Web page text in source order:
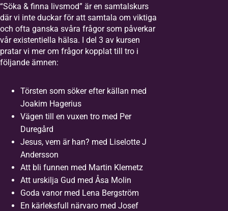
“Söka & finna livsmod” är en samtalskurs
där vi inte duckar för att samtala om viktiga
och ofta ganska svåra frågor som påverkar
vår existentiella hälsa. I del 3 av kursen
pratar vi mer om frågor kopplat till tro i
följande ämnen:
Törsten som söker efter källan med
Joakim Hagerius
Vägen till en vuxen tro med Per
Duregård
Jesus, vem är han? med Liselotte J
Andersson
Att bli funnen med Martin Klemetz
Att urskilja Gud med Åsa Molin
Goda vanor med Lena Bergström
En kärleksfull närvaro med Josef